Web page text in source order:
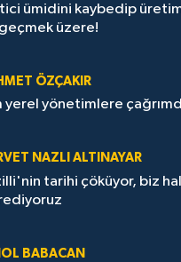
ümidini kaybedip
üzere!
ÖZÇAKIR
yerel yönetimlere
NAZLI ALTINAYAR
tarihi çöküyor, biz
BABACAN